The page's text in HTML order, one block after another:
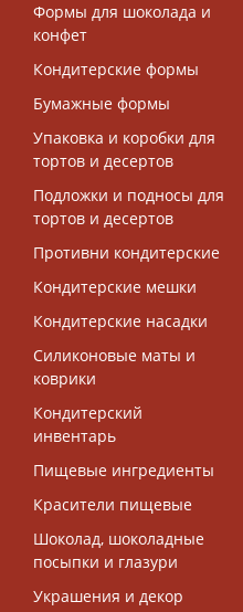
Формы для шоколада и
конфет
Кондитерские формы
Бумажные формы
Упаковка и коробки для
тортов и десертов
Подложки и подносы для
тортов и десертов
Противни кондитерские
Кондитерские мешки
Кондитерские насадки
Силиконовые маты и
коврики
Кондитерский
инвентарь
Пищевые ингредиенты
Красители пищевые
Шоколад, шоколадные
посыпки и глазури
Украшения и декор